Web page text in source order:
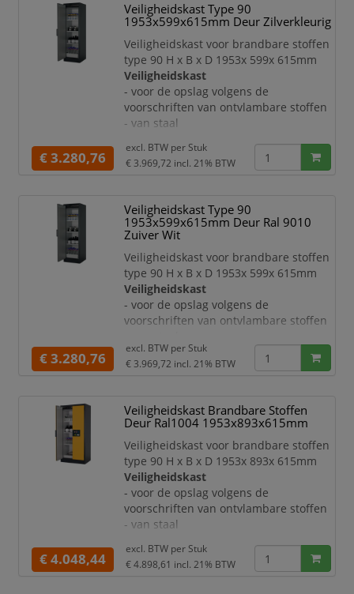
tegen corrosie aan de buitenkant van
de romp gemonteerd
Deur:
- openslaande deur
- met 3-voudige ophanging
- te sluiten met profielcilinder
- met weergave van de sluitstand in
rood/g
Veiligheidskast Type 90
1953x599x615mm Deur Zilverkleurig
Veiligheidskast voor brandbare stoffen
type 90 H x B x D 1953x 599x 615mm
Veiligheidskast
- voor de opslag volgens de
voorschriften van ontvlambare stoffen
- van staal
structuur-poedercoating
- veiligheidselementen en
tegen corrosie aan de buitenkant van
de romp gemonteerd
Deur:
- openslaande deur
- met 3-voudige ophanging
- te sluiten met profielcilinder
- met weergave van de sluitstand in
rood/g
€ 3.280,76
excl. BTW per Stuk
€ 3.969,72 incl. 21% BTW
Veiligheidskast Type 90
1953x599x615mm Deur Ral 9010
Zuiver Wit
Veiligheidskast voor brandbare stoffen
type 90 H x B x D 1953x 599x 615mm
Veiligheidskast
- voor de opslag volgens de
voorschriften van ontvlambare stoffen
- met krasvaste en duurzame
structuur-poedercoating
tegen corrosie aan de buitenkant van
de romp gemonteerd
Deur:
- openslaande deur
- met 3-voudige ophanging
- te sluiten met profielcilinder
- met weergave van de sluitstand in
rood/g
€ 3.280,76
excl. BTW per Stuk
€ 3.969,72 incl. 21% BTW
Veiligheidskast Brandbare Stoffen
Deur Ral1004 1953x893x615mm
Veiligheidskast voor brandbare stoffen
type 90 H x B x D 1953x 893x 615mm
Veiligheidskast
- voor de opslag volgens de
voorschriften van ontvlambare stoffen
- van staal
structuur-poedercoating
- veiligheidselementen en
€ 4.048,44
excl. BTW per Stuk
€ 4.898,61 incl. 21% BTW